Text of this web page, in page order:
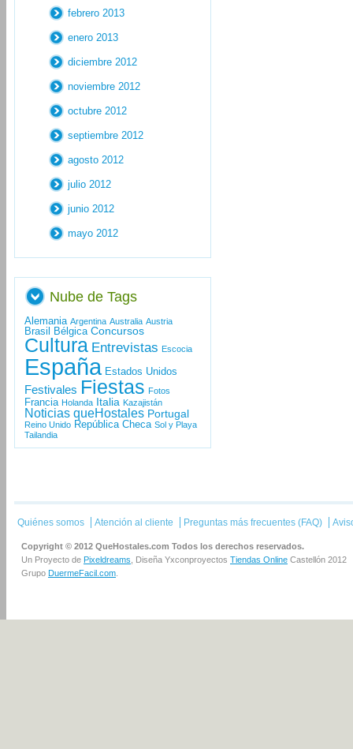
febrero 2013
enero 2013
diciembre 2012
noviembre 2012
octubre 2012
septiembre 2012
agosto 2012
julio 2012
junio 2012
mayo 2012
Nube de Tags
Alemania Argentina Australia Austria
Brasil Bélgica Concursos
Cultura Entrevistas Escocia
España Estados Unidos
Festivales Fiestas Fotos
Francia Holanda Italia Kazajistán
Noticias queHostales Portugal
Reino Unido República Checa Sol y Playa
Tailandia
Quiénes somos Atención al cliente Preguntas más frecuentes (FAQ)
Copyright © 2012 QueHostales.com Todos los derechos reservados.
Un Proyecto de Pixeldreams , Diseña Yxconproyectos Tiendas Online Castellón 2012
Grupo DuermeFacil.com